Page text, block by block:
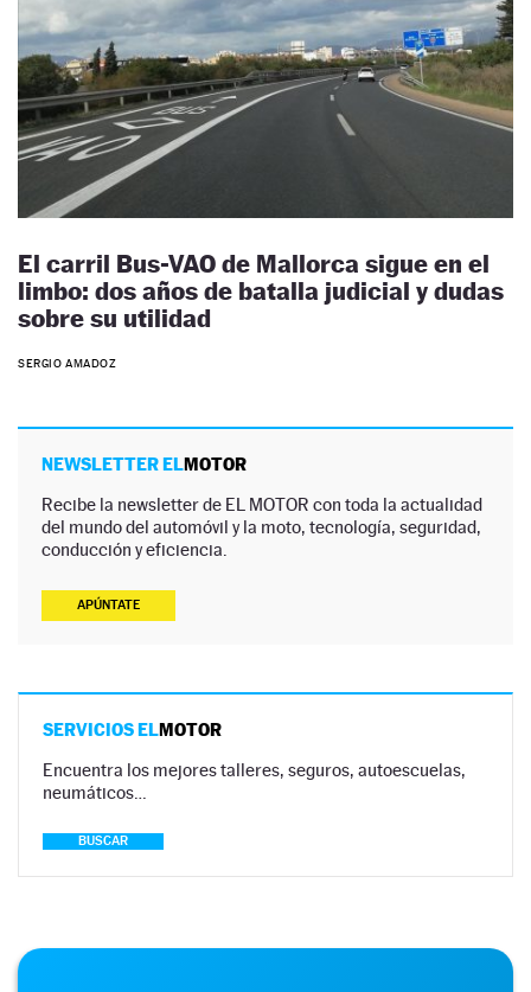
El carril Bus-VAO de Mallorca sigue en el
limbo: dos años de batalla judicial y dudas
sobre su utilidad
SERGIO AMADOZ
NEWSLETTER ELMOTOR
Recibe la newsletter de EL MOTOR con toda la actualidad
del mundo del automóvil y la moto, tecnología, seguridad,
conducción y eficiencia.
APÚNTATE
SERVICIOS ELMOTOR
Encuentra los mejores talleres, seguros, autoescuelas,
neumáticos…
BUSCAR